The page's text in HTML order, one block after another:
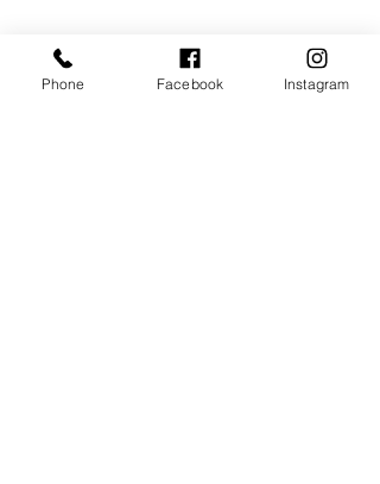
Phone Facebook Instagram